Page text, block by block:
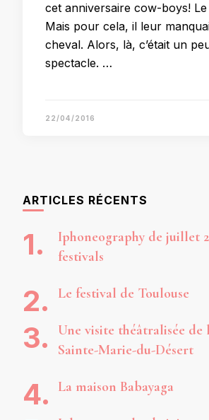
cet anniversaire cow-boys! Le
Mais pour cela, il leur
cheval. Alors, là, c’était un
spectacle. …
22/04/2016
ARTICLES RÉCENTS
Iphoneography de juillet
festivals
Le festival de Toulouse
Une visite théâtralisée de
Sainte-Marie-du-Désert
La maison Babayaga